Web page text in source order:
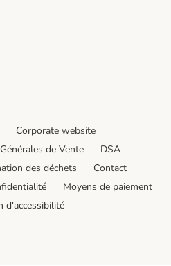
Corporate website
de Vente
DSA
des déchets
Contact
Moyens de paiement
d'accessibilité